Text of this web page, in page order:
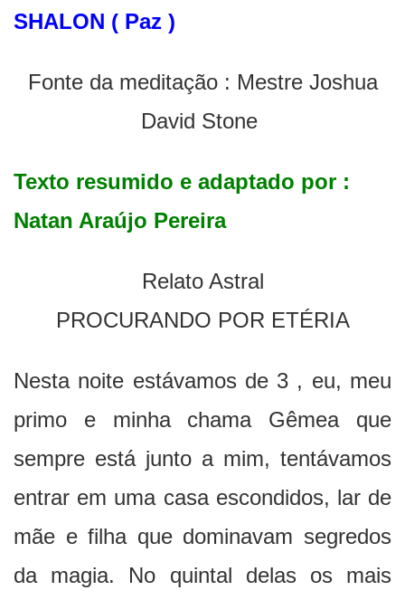
SHALON ( Paz )
Fonte da meditação : Mestre Joshua
David Stone
Texto resumido e adaptado por :
Natan Araújo Pereira
Relato Astral
PROCURANDO POR ETÉRIA
Nesta noite estávamos de 3 , eu, meu
primo e minha chama Gêmea que
sempre está junto a mim, tentávamos
entrar em uma casa escondidos, lar de
mãe e filha que dominavam segredos
da magia. No quintal delas os mais